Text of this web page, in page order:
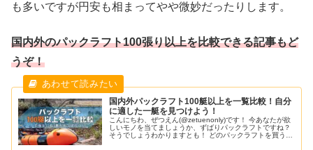
も多いですが円安も相まってやや微妙だったりします。
国内外のパックラフト100張り以上を比較できる記事もど
うぞ！
国内外パックラフト100艇以上を一覧比較！自分
に適した一艇を見つけよう！
こんにちわ、ぜつえん(@zetuenonly)です！ 今あなたが欲
しいモノを当てましょうか、ずばりパックラフトですね？
そうでしょうわかりますとも！ どのパックラフトを買うか